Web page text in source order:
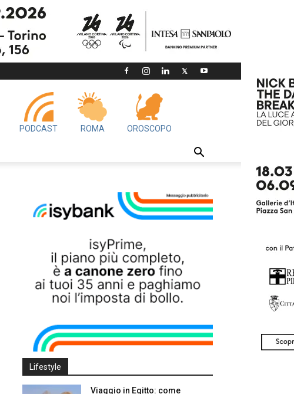
PODCAST ROMA OROSCOPO
Lifestyle
Viaggio in Egitto: come